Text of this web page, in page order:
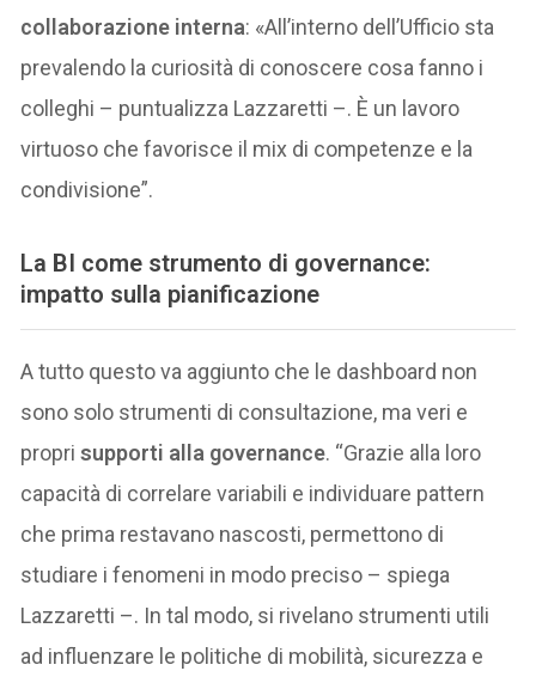
collaborazione interna: «All’interno dell’Ufficio sta
prevalendo la curiosità di conoscere cosa fanno i
colleghi – puntualizza Lazzaretti –. È un lavoro
virtuoso che favorisce il mix di competenze e la
condivisione”.
La BI come strumento di governance:
impatto sulla pianificazione
A tutto questo va aggiunto che le dashboard non
sono solo strumenti di consultazione, ma veri e
proprisupporti alla governance. “Grazie alla loro
capacità di correlare variabili e individuare pattern
che prima restavano nascosti, permettono di
studiare i fenomeni in modo preciso – spiega
Lazzaretti –. In tal modo, si rivelano strumenti utili
ad influenzare le politiche di mobilità, sicurezza e